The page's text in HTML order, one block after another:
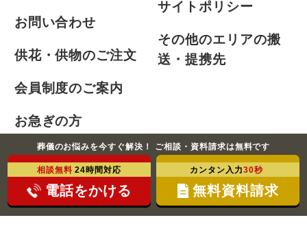
葬儀のお悩みを今すぐ解決！ ご相談・資料請求は無料です
相談無料 24時間対応
電話をかける
カンタン入力30秒
無料資料請求
お問い合わせ
供花・供物のご注文
会員制度のご案内
お急ぎの方
サイトポリシー
その他のエリアの搬
送・提携先
©2021-2026 ふじみ式典株式会社 All Rights Reserved.